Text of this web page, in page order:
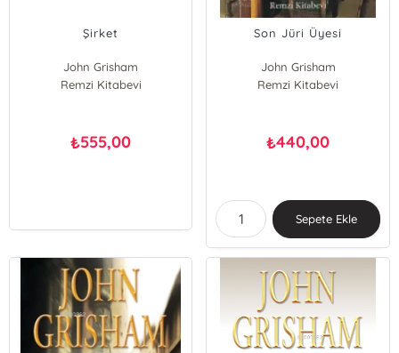
Şirket
John Grisham
Remzi Kitabevi
₺555,00
Son Jüri Üyesi
John Grisham
Remzi Kitabevi
₺440,00
Sepete Ekle